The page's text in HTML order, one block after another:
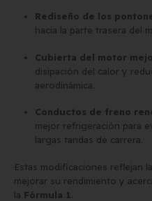
Rediseño de los
hacia la parte trasera del
Cubierta del motor
disipación del calor y
aerodinámica.
Conductos de freno
mejor refrigeración para
largas tandas de carrera.
Estas modificaciones reflejan
mejorar su rendimiento y
la Fórmula 1